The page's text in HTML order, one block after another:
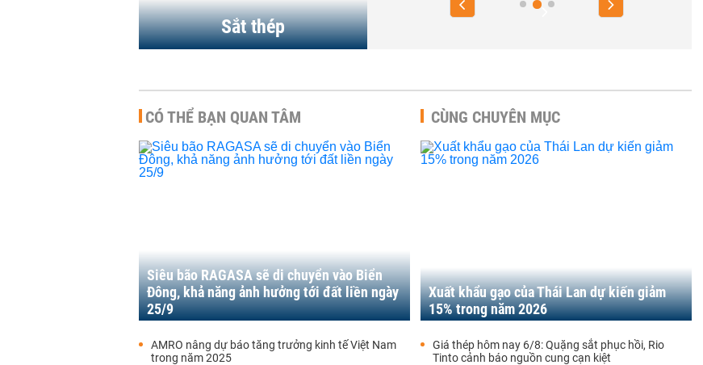
Sắt thép
CÓ THỂ BẠN QUAN TÂM
Siêu bão RAGASA sẽ di chuyển vào Biển
Đông, khả năng ảnh hưởng tới đất liền ngày
25/9
AMRO nâng dự báo tăng trưởng kinh tế Việt Nam
trong năm 2025
CÙNG CHUYÊN MỤC
Xuất khẩu gạo của Thái Lan dự kiến giảm
15% trong năm 2026
Giá thép hôm nay 6/8: Quặng sắt phục hồi, Rio
Tinto cảnh báo nguồn cung cạn kiệt